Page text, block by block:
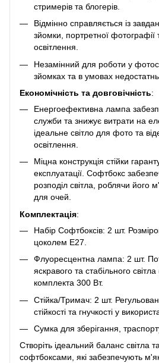
стримерів та блогерів.
Відмінно справляється із
зйомки, портретної фотографії
освітлення.
Незамінний для роботи у
зйомках та в умовах
Економічність та довговічність:
Енергоефективна лампа
служби та знижує витрати на
ідеальне світло для фото та
освітлення.
Міцна конструкція стійки
експлуатації. Софтбокс
розподіл світла, роблячи його
для очей.
Комплектація:
Набір Софтбоксів: 2 шт.
цоколем E27.
Флуоресцентна лампа: 2 шт.
яскравого та стабільного
комплекта 300 Вт.
Стійка/Тримач: 2 шт.
стійкості та гнучкості у
Сумка для зберігання,
Створіть ідеальний баланс світла
софтбоксами, які забезпечують